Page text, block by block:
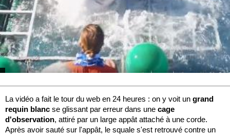
La vidéo a fait le tour du web en 24 heures : on y voit un grand
requin blanc se glissant par erreur dans une cage
d'observation, attiré par un large appât attaché à une corde.
Après avoir sauté sur l'appât, le squale s'est retrouvé contre un